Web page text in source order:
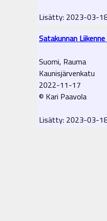
Lisätty: 2023-03-
Satakunnan
Suomi, Rauma
Kaunisjärvenkatu
2022-11-17
© Kari Paavola
Lisätty: 2023-03-